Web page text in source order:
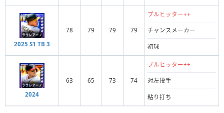
2025 S1 TB 3
78 79 79 79
プルヒッター++
チャンスメーカー
初球
2024
63 65 73 74
プルヒッター++
対左投手
粘り打ち